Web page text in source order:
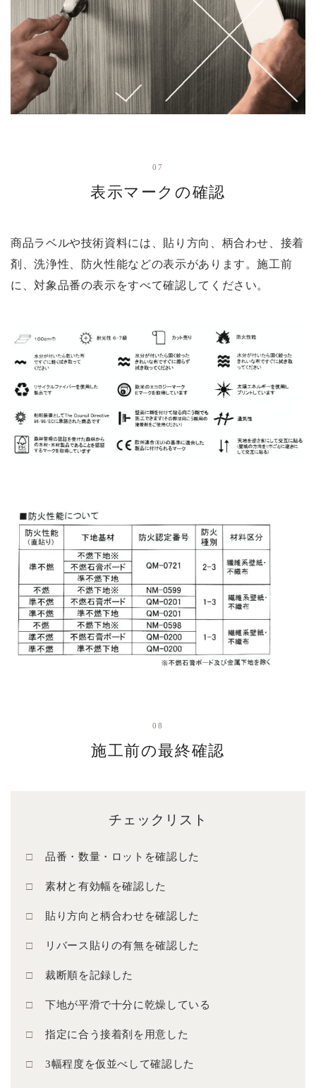
07
表示マークの確認
商品ラベルや技術資料には、貼り方向、柄合わせ、接着
剤、洗浄性、防火性能などの表示があります。施工前
に、対象品番の表示をすべて確認してください。
08
施工前の最終確認
チェックリスト
品番・数量・ロットを確認した
素材と有効幅を確認した
貼り方向と柄合わせを確認した
リバース貼りの有無を確認した
裁断順を記録した
下地が平滑で十分に乾燥している
指定に合う接着剤を用意した
3幅程度を仮並べして確認した